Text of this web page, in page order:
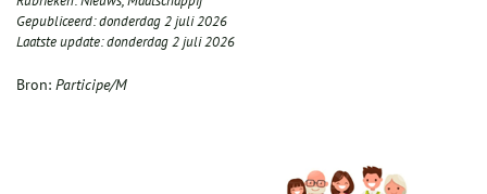
Gepubliceerd:donderdag 2 juli 2026
Laatste update:donderdag 2 juli 2026
Bron: Participe/M